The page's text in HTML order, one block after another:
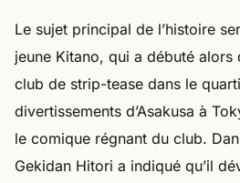
Le sujet principal de l’histoire
jeune Kitano, qui a débuté alors
club de strip-tease dans le
divertissements d’Asakusa à
le comique régnant du club.
Gekidan Hitori a indiqué qu’il